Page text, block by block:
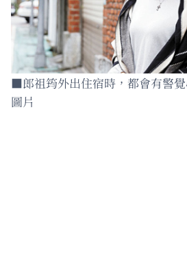
■郎祖筠外出住宿時，都會有警
圖片